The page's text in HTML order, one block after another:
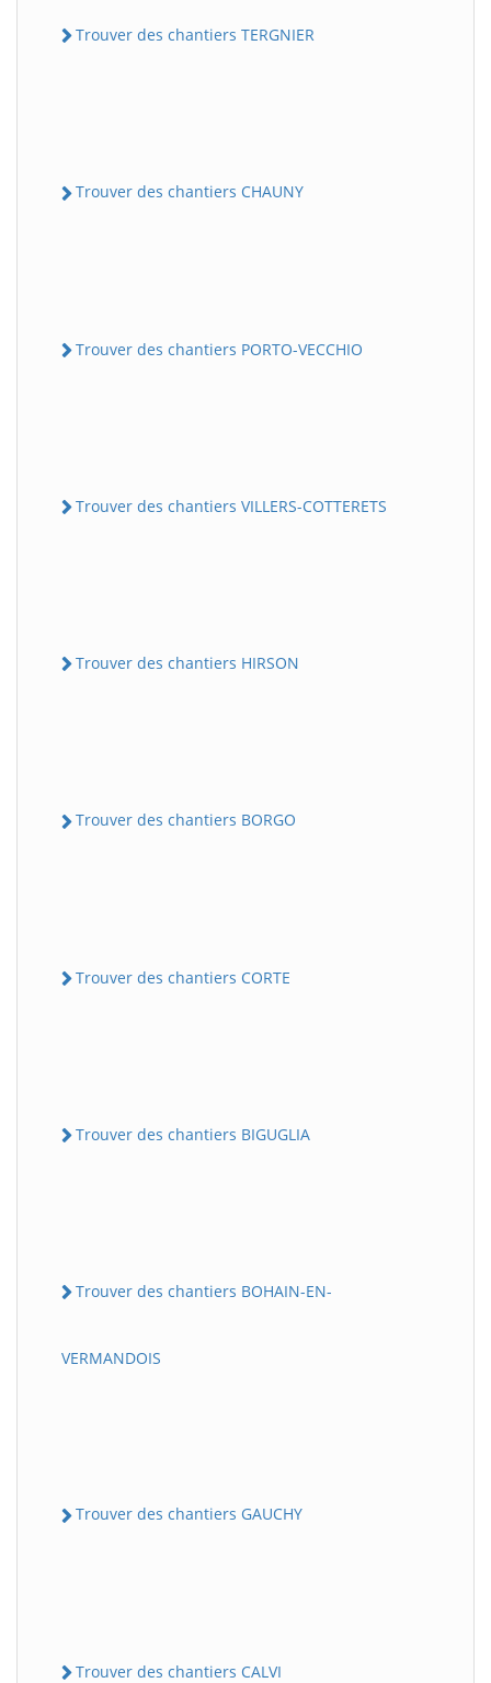
Trouver des chantiers TERGNIER
Trouver des chantiers CHAUNY
Trouver des chantiers PORTO-VECCHIO
Trouver des chantiers VILLERS-COTTERETS
Trouver des chantiers HIRSON
Trouver des chantiers BORGO
Trouver des chantiers CORTE
Trouver des chantiers BIGUGLIA
Trouver des chantiers BOHAIN-EN-
VERMANDOIS
Trouver des chantiers GAUCHY
Trouver des chantiers CALVI